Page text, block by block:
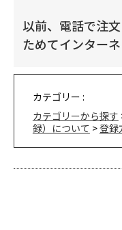
以前、電話で注
ためてインター
カテゴリー :
カテゴリーから探す
録）について >登録